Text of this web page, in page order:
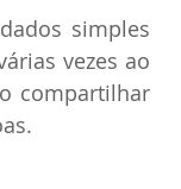
simples
vezes ao
compartilhar